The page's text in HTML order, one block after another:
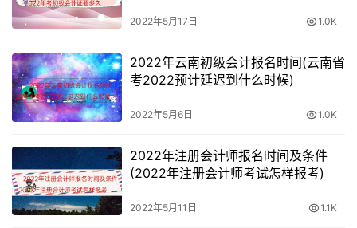
（含高中、中专、职高和技校）及以上学历就可以考。
对于零基础的考生来说，基础知识薄弱是学习最大的障碍之
一，很多考生在看书时遇到会计类专业术语一脸蒙，看不懂
辅导教材上的内容。这时候就需要花费更多的时间去看书、
学习，掌握基础知识。
针对这类问题，建议考生在看不懂的时候不要放弃，也不要
焦虑，可以先把不懂的地方用笔标出来，后期请教老师或者
朋友，如果已经报班学习的考生，可以带着疑问去听课，听
2022年5月17日 1.0K
2022年云南初级会计报名时间(云南省
考2022预计延迟到什么时候)
2022年5月6日 1.0K
2022年注册会计师报名时间及条件
(2022年注册会计师考试怎样报考)
2022年5月11日 1.1K